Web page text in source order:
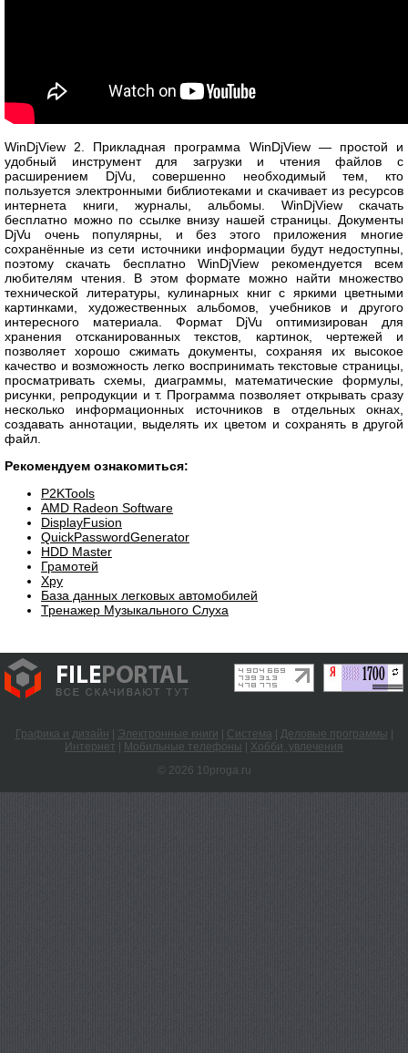
WinDjView 2. Прикладная программа WinDjView — простой и
удобный инструмент для загрузки и чтения файлов с
расширением DjVu, совершенно необходимый тем, кто
пользуется электронными библиотеками и скачивает из ресурсов
интернета книги, журналы, альбомы. WinDjView скачать
бесплатно можно по ссылке внизу нашей страницы. Документы
DjVu очень популярны, и без этого приложения многие
сохранённые из сети источники информации будут недоступны,
поэтому скачать бесплатно WinDjView рекомендуется всем
любителям чтения. В этом формате можно найти множество
технической литературы, кулинарных книг с яркими цветными
картинками, художественных альбомов, учебников и другого
интересного материала. Формат DjVu оптимизирован для
хранения отсканированных текстов, картинок, чертежей и
позволяет хорошо сжимать документы, сохраняя их высокое
качество и возможность легко воспринимать текстовые страницы,
просматривать схемы, диаграммы, математические формулы,
рисунки, репродукции и т. Программа позволяет открывать сразу
несколько информационных источников в отдельных окнах,
создавать аннотации, выделять их цветом и сохранять в другой
файл.
Рекомендуем ознакомиться:
P2KTools
AMD Radeon Software
DisplayFusion
QuickPasswordGenerator
HDD Master
Грамотей
Xpy
База данных легковых автомобилей
Тренажер Музыкального Слуха
Графика и дизайн Электронные книги Система Деловые программы
Интернет
Мобильные телефоны
Хобби, увлечения
© 2026 10proga.ru